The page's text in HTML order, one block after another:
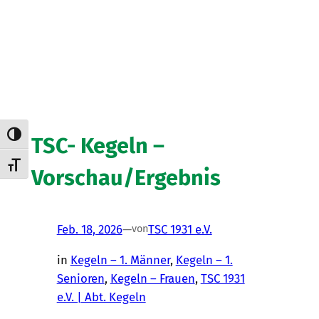
Umschalten auf hohe Kontraste
Schrift vergrößern
TSC- Kegeln –
Vorschau/Ergebnis
Feb. 18, 2026—vonTSC 1931 e.V.
in Kegeln – 1. Männer, Kegeln – 1.
Senioren, Kegeln – Frauen, TSC 1931
e.V. | Abt. Kegeln